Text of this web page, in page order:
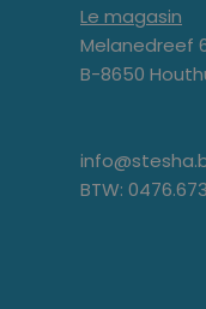
Le magasin
Melanedreef
B-8650
BTW: